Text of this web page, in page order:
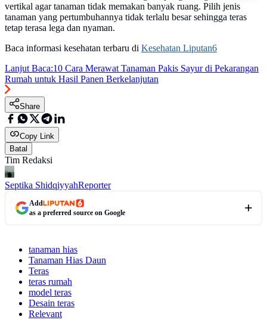
vertikal agar tanaman tidak memakan banyak ruang. Pilih jenis
tanaman yang pertumbuhannya tidak terlalu besar sehingga teras
tetap terasa lega dan nyaman.
Baca informasi kesehatan terbaru di Kesehatan Liputan6
Lanjut Baca:10 Cara Merawat Tanaman Pakis Sayur di Pekarangan
Rumah untuk Hasil Panen Berkelanjutan
Share
Copy Link
Batal
Tim Redaksi
Septika ShidqiyyahReporter
Add
as a preferred source on Google
tanaman hias
Tanaman Hias Daun
Teras
teras rumah
model teras
Desain teras
Relevant